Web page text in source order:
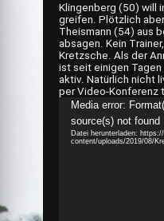
Klingenberg (50) will
greifen. Plötzlich
Theismann (54) aus
absagen. Kein
Kretzsche. Als der
ist seit einigen
aktiv. Natürlich nicht
per Video-Konferenz
Video-
Media error:
source(s) not found
Datei herunterladen:
content/uploads/2019/08/